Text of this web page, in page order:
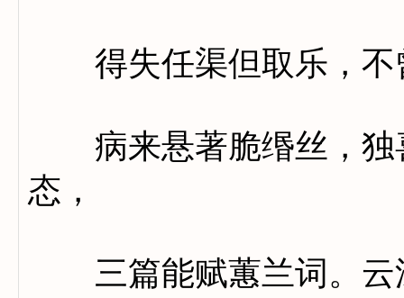
得失任渠但取乐，不
病来悬著脆缗丝，独
态，
三篇能赋蕙兰词。云